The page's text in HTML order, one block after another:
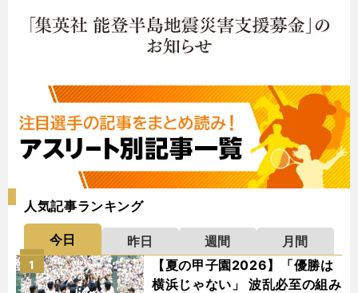
人気記事ランキング
今日 昨日 週間
月間
【夏の甲子園2026】「優勝は
横浜じゃない」 波乱必至の組み
1